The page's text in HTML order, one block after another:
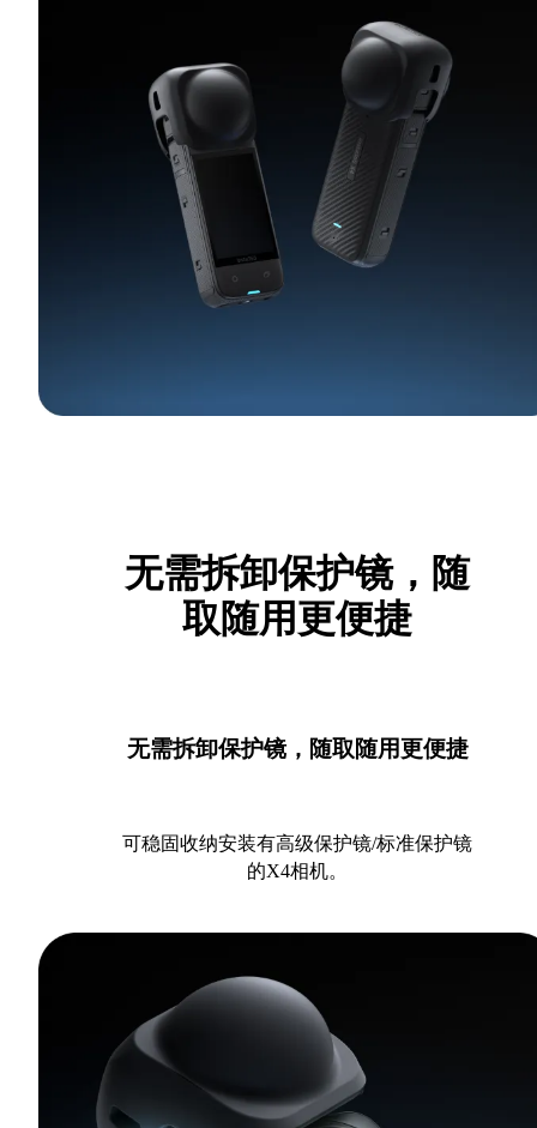
无需拆卸保护镜，随
取随用更便捷
无需拆卸保护镜，随取随用更便捷
可稳固收纳安装有高级保护镜/标准保护镜
的X4相机。